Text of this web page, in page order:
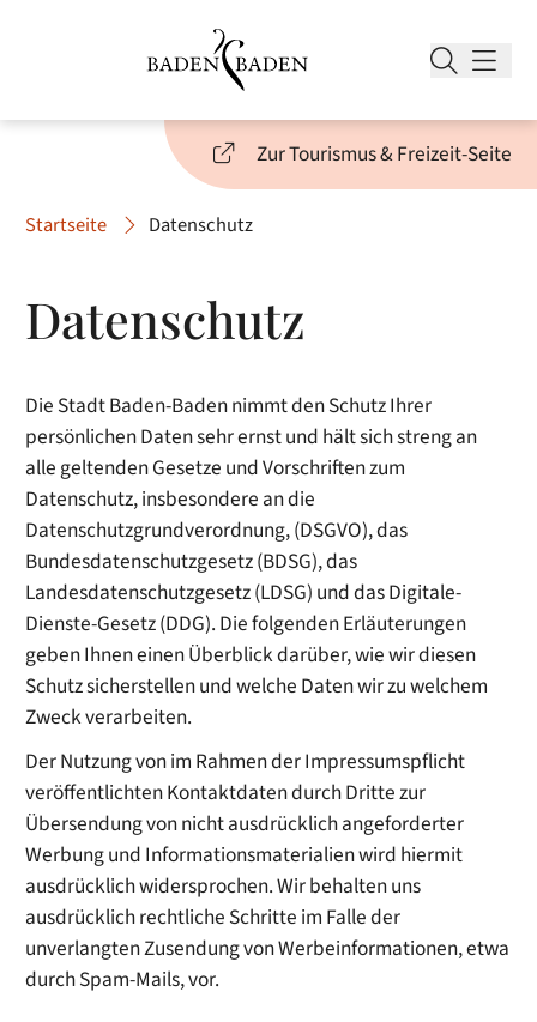
Zur Tourismus & Freizeit-Seite
Startseite Datenschutz
Datenschutz
Die Stadt Baden-Baden nimmt den Schutz Ihrer
persönlichen Daten sehr ernst und hält sich streng an
alle geltenden Gesetze und Vorschriften zum
Datenschutz, insbesondere an die
Datenschutzgrundverordnung, (DSGVO), das
Bundesdatenschutzgesetz (BDSG), das
Landesdatenschutzgesetz (LDSG) und das Digitale-
Dienste-Gesetz (DDG). Die folgenden Erläuterungen
geben Ihnen einen Überblick darüber, wie wir diesen
Schutz sicherstellen und welche Daten wir zu welchem
Zweck verarbeiten.
Der Nutzung von im Rahmen der Impressumspflicht
veröffentlichten Kontaktdaten durch Dritte zur
Übersendung von nicht ausdrücklich angeforderter
Werbung und Informationsmaterialien wird hiermit
ausdrücklich widersprochen. Wir behalten uns
ausdrücklich rechtliche Schritte im Falle der
unverlangten Zusendung von Werbeinformationen, etwa
durch Spam-Mails, vor.